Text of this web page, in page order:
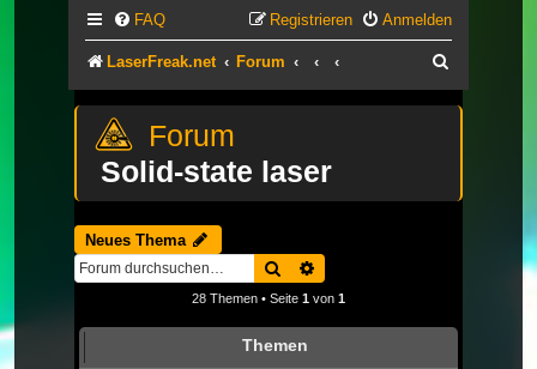
FAQ Anmelden
Registrieren
LaserFreak.net Forum
Solid-state laser
Neues Thema
Suche
28 Themen • Seite 1 von 1
Themen